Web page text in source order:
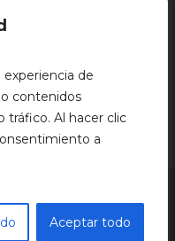
experiencia de
contenidos
tráfico. Al hacer clic
a
Aceptar todo
reservados